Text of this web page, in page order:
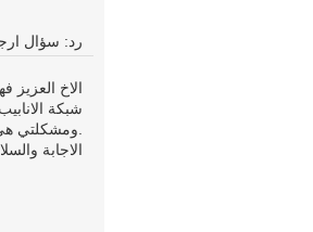
رد: سؤال
الاخ العزيز
الاجابة